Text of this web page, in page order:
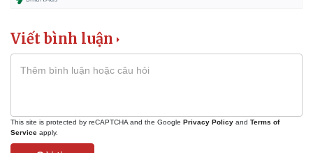
Viết bình luận
This site is protected by reCAPTCHA and the Google Privacy Policy and Terms of
Service apply.